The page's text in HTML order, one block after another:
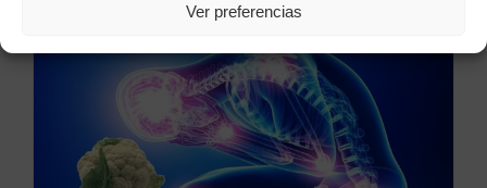
Ver preferencias